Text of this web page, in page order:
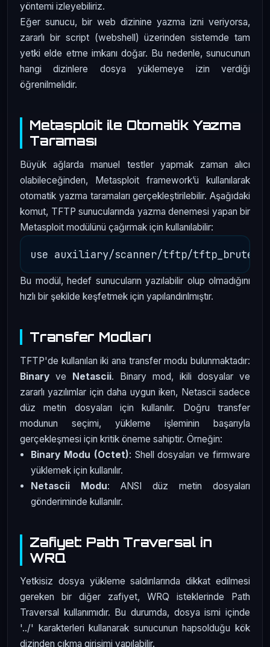
yöntemi izleyebiliriz.
Eğer sunucu, bir web dizinine yazma izni veriyorsa,
zararlı bir script (webshell) üzerinden sistemde tam
yetki elde etme imkanı doğar. Bu nedenle, sunucunun
hangi dizinlere dosya yüklemeye izin verdiği
öğrenilmelidir.
Metasploit ile Otomatik Yazma
Taraması
Büyük ağlarda manuel testler yapmak zaman alıcı
olabileceğinden, Metasploit framework’ü kullanılarak
otomatik yazma taramaları gerçekleştirilebilir. Aşağıdaki
komut, TFTP sunucularında yazma denemesi yapan bir
Metasploit modülünü çağırmak için kullanılabilir:
Bu modül, hedef sunucuların yazılabilir olup olmadığını
hızlı bir şekilde keşfetmek için yapılandırılmıştır.
Transfer Modları
TFTP'de kullanılan iki ana transfer modu bulunmaktadır:
Binary ve Netascii. Binary mod, ikili dosyalar ve
zararlı yazılımlar için daha uygun iken, Netascii sadece
düz metin dosyaları için kullanılır. Doğru transfer
modunun seçimi, yükleme işleminin başarıyla
gerçekleşmesi için kritik öneme sahiptir. Örneğin:
Binary Modu (Octet): Shell dosyaları ve firmware
yüklemek için kullanılır.
Netascii Modu: ANSI düz metin dosyaları
gönderiminde kullanılır.
Zafiyet: Path Traversal in
WRQ
Yetkisiz dosya yükleme saldırılarında dikkat edilmesi
gereken bir diğer zafiyet, WRQ isteklerinde Path
Traversal kullanımıdır. Bu durumda, dosya ismi içinde
'../' karakterleri kullanarak sunucunun hapsolduğu kök
dizinden çıkma girişimi yapılabilir.